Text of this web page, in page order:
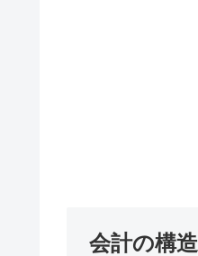
会計の構造